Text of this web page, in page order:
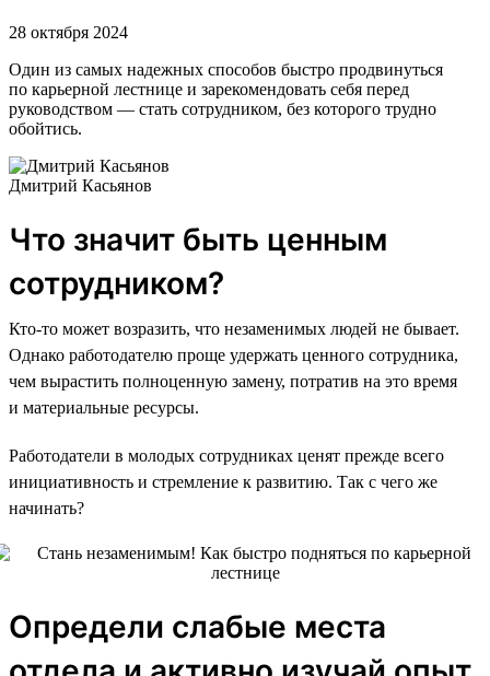
28 октября 2024
Один из самых надежных способов быстро продвинуться
по карьерной лестнице и зарекомендовать себя перед
руководством — стать сотрудником, без которого трудно
обойтись.
Дмитрий Касьянов
Что значит быть ценным
сотрудником?
Кто-то может возразить, что незаменимых людей не бывает.
Однако работодателю проще удержать ценного сотрудника,
чем вырастить полноценную замену, потратив на это время
и материальные ресурсы.
Работодатели в молодых сотрудниках ценят прежде всего
инициативность и стремление к развитию. Так с чего же
начинать?
Определи слабые места